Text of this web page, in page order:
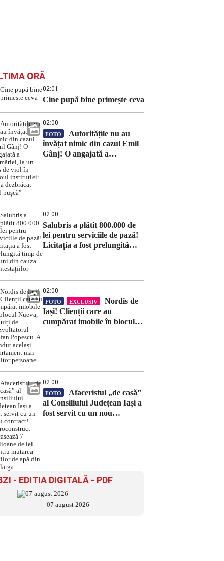
ORĂ
02:01
Cine pupă bine primește ceva
02:00
FOTO
Autoritățile nu au
învățat nimic din cazul Emil
Gânj! O angajată a
02:00
Salubris a plătit 800.000 de
lei pentru serviciile de pază!
Licitația a fost prelungită
02:00
FOTO EXCLUSIV
Nordis de
Iași! Clienții care au
cumpărat imobile în blocul
02:00
FOTO
Afaceristul „de casă”
al Consiliului Județean Iași a
fost servit cu un nou
- EDITIA DIGITALĂ - PDF
07 august 2026